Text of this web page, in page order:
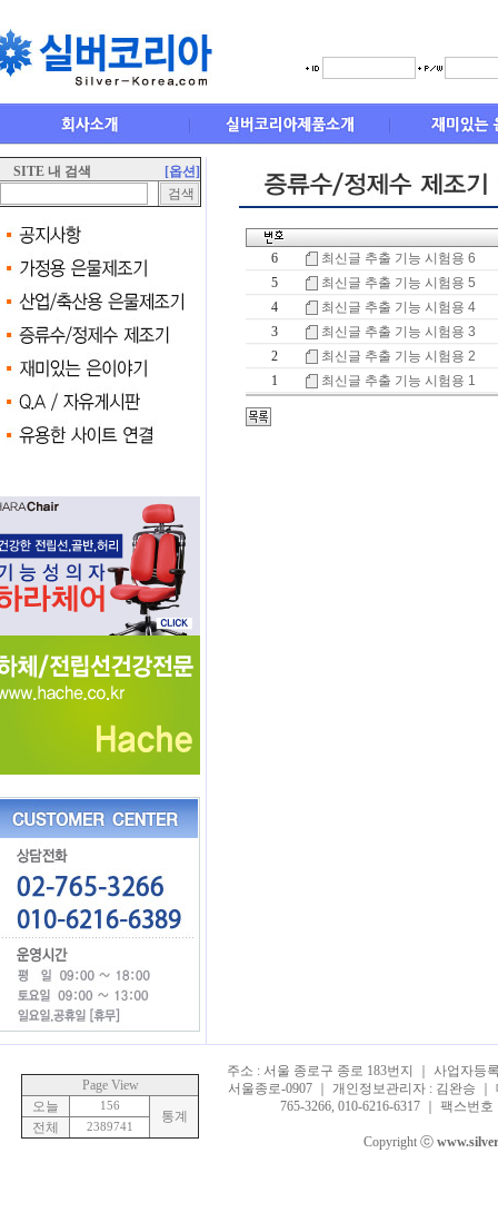
SITE 내 검색 [옵션]
6
최신글 추출 기능 시험용 6
5
최신글 추출 기능 시험용 5
4
최신글 추출 기능 시험용 4
3
최신글 추출 기능 시험용 3
2
최신글 추출 기능 시험용 2
1
최신글 추출 기능 시험용 1
Page View
오늘
156
통계
전체 2389741
주소 : 서울 종로구 종로 183번지 ｜ 사업자등
서울종로-0907 ｜ 개인정보관리자 : 김완승
765-3266, 010-6216-6317 ｜ 팩스번
Copyright ⓒ